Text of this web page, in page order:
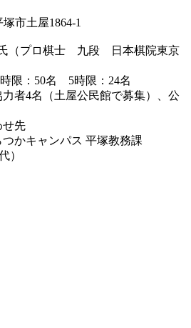
市土屋1864-1
（プロ棋士 九段 日本棋院東京
限：50名 5時限：24名
者4名（土屋公民館で募集）、公
せ先
かキャンパス 平塚教務課
）